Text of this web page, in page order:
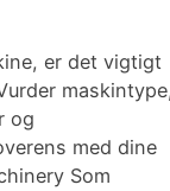
er det vigtigt
og
med dine
Som